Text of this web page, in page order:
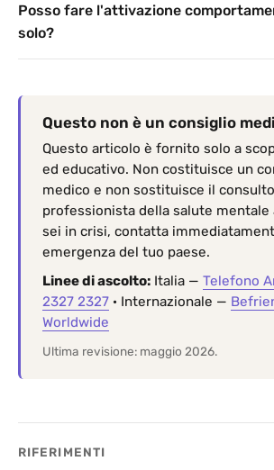
Posso fare l'attivazione
solo?
Questo non è un consiglio
Questo articolo è fornito solo a
ed educativo. Non costituisce un
medico e non sostituisce il
professionista della salute mentale
sei in crisi, contatta
emergenza del tuo paese.
Linee di ascolto: Italia — Telefono
2327 2327 · Internazionale —
Worldwide
Ultima revisione: maggio 2026.
RIFERIMENTI